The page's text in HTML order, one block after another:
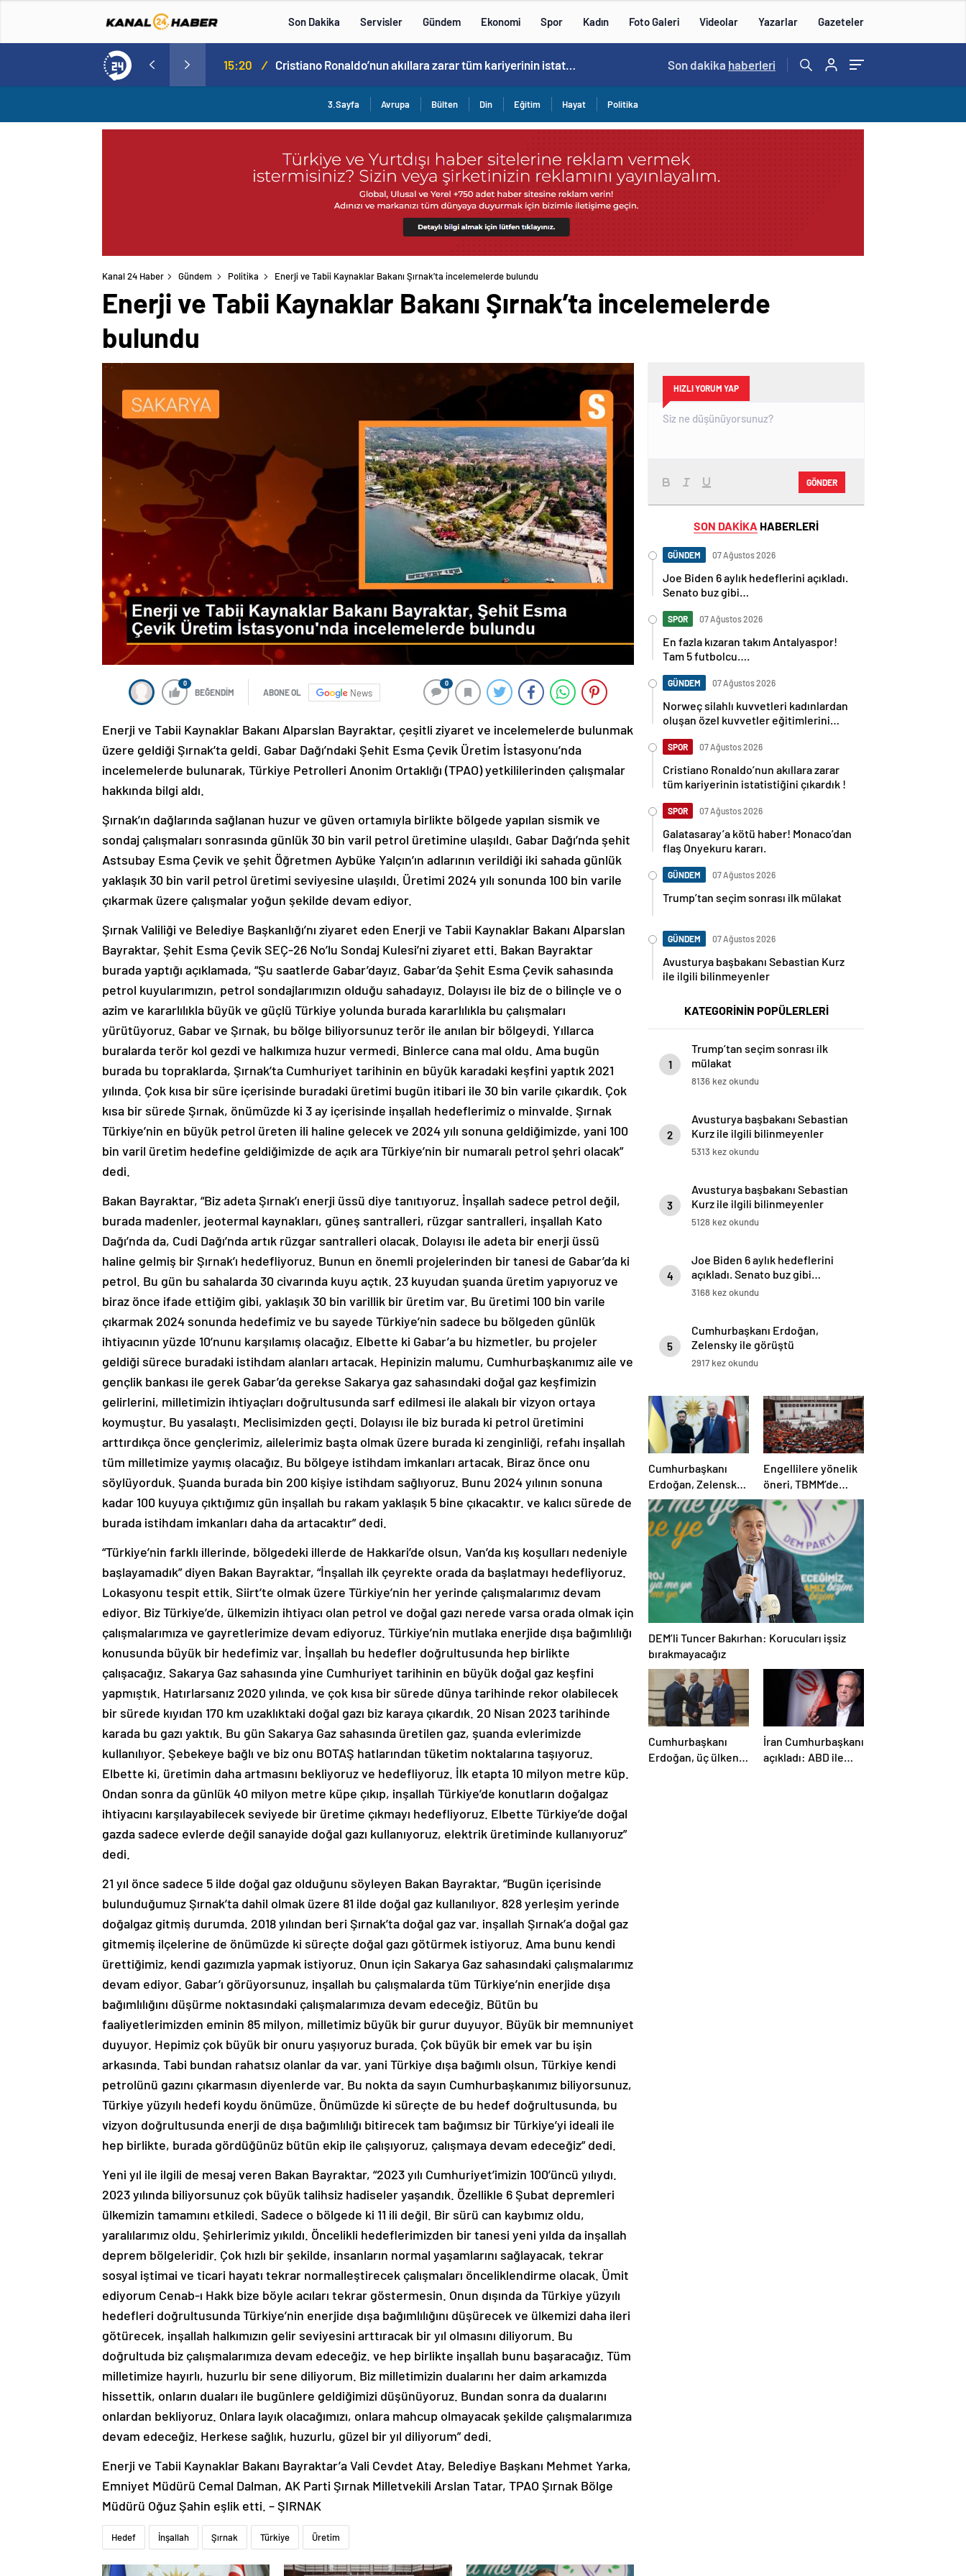
Son Dakika Servisler Gündem Ekonomi Spor Kadın Foto Galeri Videolar Yazarlar Gazeteler
Norweç silahlı kuvvetleri kadınlardan oluşan özel kuvvetler eğitimlerini başlattı. 15:20 / Cristiano Ronaldo’nun akıllara zarar tüm kariyerinin istatistiğini çıkardık ! 14:57 /
Son dakika haberleri
3.Sayfa Avrupa Bülten Din Eğitim Hayat Politika
Kanal 24 Haber Gündem Politika Enerji ve Tabii Kaynaklar Bakanı Şırnak’ta incelemelerde bulundu
Enerji ve Tabii Kaynaklar Bakanı Şırnak’ta incelemelerde
bulundu
0
BEĞENDİM ABONE OL News
0
Enerji ve Tabii Kaynaklar Bakanı Alparslan Bayraktar, çeşitli ziyaret ve incelemelerde bulunmak
üzere geldiği Şırnak’ta geldi. Gabar Dağı’ndaki Şehit Esma Çevik Üretim İstasyonu’nda
incelemelerde bulunarak, Türkiye Petrolleri Anonim Ortaklığı (TPAO) yetkililerinden çalışmalar
hakkında bilgi aldı.
Şırnak’ın dağlarında sağlanan huzur ve güven ortamıyla birlikte bölgede yapılan sismik ve
sondaj çalışmaları sonrasında günlük 30 bin varil petrol üretimine ulaşıldı. Gabar Dağı’nda şehit
Astsubay Esma Çevik ve şehit Öğretmen Aybüke Yalçın’ın adlarının verildiği iki sahada günlük
yaklaşık 30 bin varil petrol üretimi seviyesine ulaşıldı. Üretimi 2024 yılı sonunda 100 bin varile
çıkarmak üzere çalışmalar yoğun şekilde devam ediyor.
Şırnak Valiliği ve Belediye Başkanlığı’nı ziyaret eden Enerji ve Tabii Kaynaklar Bakanı Alparslan
Bayraktar, Şehit Esma Çevik SEÇ-26 No’lu Sondaj Kulesi’ni ziyaret etti. Bakan Bayraktar
burada yaptığı açıklamada, “Şu saatlerde Gabar’dayız. Gabar’da Şehit Esma Çevik sahasında
petrol kuyularımızın, petrol sondajlarımızın olduğu sahadayız. Dolayısı ile biz de o bilinçle ve o
azim ve kararlılıkla büyük ve güçlü Türkiye yolunda burada kararlılıkla bu çalışmaları
yürütüyoruz. Gabar ve Şırnak, bu bölge biliyorsunuz terör ile anılan bir bölgeydi. Yıllarca
buralarda terör kol gezdi ve halkımıza huzur vermedi. Binlerce cana mal oldu. Ama bugün
burada bu topraklarda, Şırnak’ta Cumhuriyet tarihinin en büyük karadaki keşfini yaptık 2021
yılında. Çok kısa bir süre içerisinde buradaki üretimi bugün itibari ile 30 bin varile çıkardık. Çok
kısa bir sürede Şırnak, önümüzde ki 3 ay içerisinde inşallah hedeflerimiz o minvalde. Şırnak
Türkiye’nin en büyük petrol üreten ili haline gelecek ve 2024 yılı sonuna geldiğimizde, yani 100
bin varil üretim hedefine geldiğimizde de açık ara Türkiye’nin bir numaralı petrol şehri olacak”
dedi.
Bakan Bayraktar, “Biz adeta Şırnak’ı enerji üssü diye tanıtıyoruz. İnşallah sadece petrol değil,
burada madenler, jeotermal kaynakları, güneş santralleri, rüzgar santralleri, inşallah Kato
Dağı’nda da, Cudi Dağı’nda artık rüzgar santralleri olacak. Dolayısı ile adeta bir enerji üssü
haline gelmiş bir Şırnak’ı hedefliyoruz. Bunun en önemli projelerinden bir tanesi de Gabar’da ki
petrol. Bu gün bu sahalarda 30 civarında kuyu açtık. 23 kuyudan şuanda üretim yapıyoruz ve
biraz önce ifade ettiğim gibi, yaklaşık 30 bin varillik bir üretim var. Bu üretimi 100 bin varile
çıkarmak 2024 sonunda hedefimiz ve bu sayede Türkiye’nin sadece bu bölgeden günlük
ihtiyacının yüzde 10’nunu karşılamış olacağız. Elbette ki Gabar’a bu hizmetler, bu projeler
geldiği sürece buradaki istihdam alanları artacak. Hepinizin malumu, Cumhurbaşkanımız aile ve
gençlik bankası ile gerek Gabar’da gerekse Sakarya gaz sahasındaki doğal gaz keşfimizin
gelirlerini, milletimizin ihtiyaçları doğrultusunda sarf edilmesi ile alakalı bir vizyon ortaya
koymuştur. Bu yasalaştı. Meclisimizden geçti. Dolayısı ile biz burada ki petrol üretimini
arttırdıkça önce gençlerimiz, ailelerimiz başta olmak üzere burada ki zenginliği, refahı inşallah
tüm milletimize yaymış olacağız. Bu bölgeye istihdam imkanları artacak. Biraz önce onu
söylüyorduk. Şuanda burada bin 200 kişiye istihdam sağlıyoruz. Bunu 2024 yılının sonuna
kadar 100 kuyuya çıktığımız gün inşallah bu rakam yaklaşık 5 bine çıkacaktır. ve kalıcı sürede de
burada istihdam imkanları daha da artacaktır” dedi.
“Türkiye’nin farklı illerinde, bölgedeki illerde de Hakkari’de olsun, Van’da kış koşulları nedeniyle
başlayamadık” diyen Bakan Bayraktar, “İnşallah ilk çeyrekte orada da başlatmayı hedefliyoruz.
Lokasyonu tespit ettik. Siirt’te olmak üzere Türkiye’nin her yerinde çalışmalarımız devam
ediyor. Biz Türkiye’de, ülkemizin ihtiyacı olan petrol ve doğal gazı nerede varsa orada olmak için
çalışmalarımıza ve gayretlerimize devam ediyoruz. Türkiye’nin mutlaka enerjide dışa bağımlılığı
konusunda büyük bir hedefimiz var. İnşallah bu hedefler doğrultusunda hep birlikte
çalışacağız. Sakarya Gaz sahasında yine Cumhuriyet tarihinin en büyük doğal gaz keşfini
yapmıştık. Hatırlarsanız 2020 yılında. ve çok kısa bir sürede dünya tarihinde rekor olabilecek
bir sürede kıyıdan 170 km uzaklıktaki doğal gazı biz karaya çıkardık. 20 Nisan 2023 tarihinde
karada bu gazı yaktık. Bu gün Sakarya Gaz sahasında üretilen gaz, şuanda evlerimizde
kullanılıyor. Şebekeye bağlı ve biz onu BOTAŞ hatlarından tüketim noktalarına taşıyoruz.
Elbette ki, üretimin daha artmasını bekliyoruz ve hedefliyoruz. İlk etapta 10 milyon metre küp.
Ondan sonra da günlük 40 milyon metre küpe çıkıp, inşallah Türkiye’de konutların doğalgaz
ihtiyacını karşılayabilecek seviyede bir üretime çıkmayı hedefliyoruz. Elbette Türkiye’de doğal
gazda sadece evlerde değil sanayide doğal gazı kullanıyoruz, elektrik üretiminde kullanıyoruz”
dedi.
21 yıl önce sadece 5 ilde doğal gaz olduğunu söyleyen Bakan Bayraktar, “Bugün içerisinde
bulunduğumuz Şırnak’ta dahil olmak üzere 81 ilde doğal gaz kullanılıyor. 828 yerleşim yerinde
doğalgaz gitmiş durumda. 2018 yılından beri Şırnak’ta doğal gaz var. inşallah Şırnak’a doğal gaz
gitmemiş ilçelerine de önümüzde ki süreçte doğal gazı götürmek istiyoruz. Ama bunu kendi
ürettiğimiz, kendi gazımızla yapmak istiyoruz. Onun için Sakarya Gaz sahasındaki çalışmalarımız
devam ediyor. Gabar’ı görüyorsunuz, inşallah bu çalışmalarda tüm Türkiye’nin enerjide dışa
bağımlılığını düşürme noktasındaki çalışmalarımıza devam edeceğiz. Bütün bu
faaliyetlerimizden eminin 85 milyon, milletimiz büyük bir gurur duyuyor. Büyük bir memnuniyet
duyuyor. Hepimiz çok büyük bir onuru yaşıyoruz burada. Çok büyük bir emek var bu işin
arkasında. Tabi bundan rahatsız olanlar da var. yani Türkiye dışa bağımlı olsun, Türkiye kendi
petrolünü gazını çıkarmasın diyenlerde var. Bu nokta da sayın Cumhurbaşkanımız biliyorsunuz,
Türkiye yüzyılı hedefi koydu önümüze. Önümüzde ki süreçte de bu hedef doğrultusunda, bu
vizyon doğrultusunda enerji de dışa bağımlılığı bitirecek tam bağımsız bir Türkiye’yi ideali ile
hep birlikte, burada gördüğünüz bütün ekip ile çalışıyoruz, çalışmaya devam edeceğiz” dedi.
Yeni yıl ile ilgili de mesaj veren Bakan Bayraktar, “2023 yılı Cumhuriyet’imizin 100’üncü yılıydı.
2023 yılında biliyorsunuz çok büyük talihsiz hadiseler yaşandık. Özellikle 6 Şubat depremleri
ülkemizin tamamını etkiledi. Sadece o bölgede ki 11 ili değil. Bir sürü can kaybımız oldu,
yaralılarımız oldu. Şehirlerimiz yıkıldı. Öncelikli hedeflerimizden bir tanesi yeni yılda da inşallah
deprem bölgeleridir. Çok hızlı bir şekilde, insanların normal yaşamlarını sağlayacak, tekrar
sosyal iştimai ve ticari hayatı tekrar normalleştirecek çalışmaları önceliklendirme olacak. Ümit
ediyorum Cenab-ı Hakk bize böyle acıları tekrar göstermesin. Onun dışında da Türkiye yüzyılı
hedefleri doğrultusunda Türkiye’nin enerjide dışa bağımlılığını düşürecek ve ülkemizi daha ileri
götürecek, inşallah halkımızın gelir seviyesini arttıracak bir yıl olmasını diliyorum. Bu
doğrultuda biz çalışmalarımıza devam edeceğiz. ve hep birlikte inşallah bunu başaracağız. Tüm
milletimize hayırlı, huzurlu bir sene diliyorum. Biz milletimizin dualarını her daim arkamızda
hissettik, onların duaları ile bugünlere geldiğimizi düşünüyoruz. Bundan sonra da dualarını
onlardan bekliyoruz. Onlara layık olacağımızı, onlara mahcup olmayacak şekilde çalışmalarımıza
devam edeceğiz. Herkese sağlık, huzurlu, güzel bir yıl diliyorum” dedi.
Enerji ve Tabii Kaynaklar Bakanı Bayraktar’a Vali Cevdet Atay, Belediye Başkanı Mehmet Yarka,
Emniyet Müdürü Cemal Dalman, AK Parti Şırnak Milletvekili Arslan Tatar, TPAO Şırnak Bölge
Müdürü Oğuz Şahin eşlik etti. – ŞIRNAK
Hedef İnşallah Şırnak Türkiye Üretim
HIZLI YORUM YAP
GÖNDER
SON DAKİKA HABERLERİ
GÜNDEM 07 Ağustos 2026
Joe Biden 6 aylık hedeflerini açıkladı.
Senato buz gibi…
SPOR 07 Ağustos 2026
En fazla kızaran takım Antalyaspor!
Tam 5 futbolcu….
GÜNDEM 07 Ağustos 2026
Norweç silahlı kuvvetleri kadınlardan
oluşan özel kuvvetler eğitimlerini
SPOR 07 Ağustos 2026
Cristiano Ronaldo’nun akıllara zarar
tüm kariyerinin istatistiğini çıkardık !
SPOR 07 Ağustos 2026
Galatasaray’a kötü haber! Monaco’dan
flaş Onyekuru kararı.
GÜNDEM 07 Ağustos 2026
Trump’tan seçim sonrası ilk mülakat
GÜNDEM 07 Ağustos 2026
Avusturya başbakanı Sebastian Kurz
ile ilgili bilinmeyenler
KATEGORİNİN POPÜLERLERİ
1
Trump’tan seçim sonrası ilk
mülakat
8136 kez okundu
2
Avusturya başbakanı Sebastian
Kurz ile ilgili bilinmeyenler
5313 kez okundu
3
Avusturya başbakanı Sebastian
Kurz ile ilgili bilinmeyenler
5128 kez okundu
4
Joe Biden 6 aylık hedeflerini
açıkladı. Senato buz gibi…
3168 kez okundu
5
Cumhurbaşkanı Erdoğan,
Zelensky ile görüştü
2917 kez okundu
Cumhurbaşkanı
Erdoğan, Zelensky
ile görüştü
Engellilere yönelik
öneri, TBMM’de
kabul edildi
DEM’li Tuncer Bakırhan: Korucuları işsiz
bırakmayacağız
Cumhurbaşkanı
Erdoğan, üç ülkenin
İran Cumhurbaşkanı
açıkladı: ABD ile